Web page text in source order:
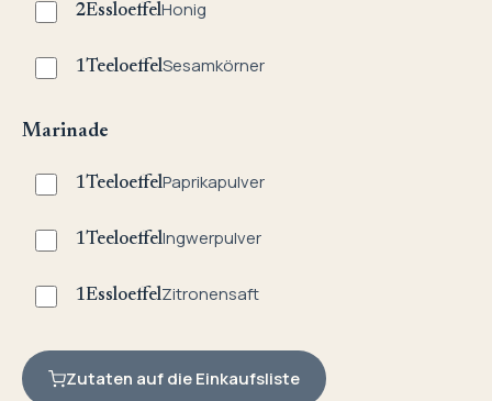
2EssloeffelHonig
1TeeloeffelSesamkörner
Marinade
1TeeloeffelPaprikapulver
1TeeloeffelIngwerpulver
1EssloeffelZitronensaft
Zutaten auf die Einkaufsliste